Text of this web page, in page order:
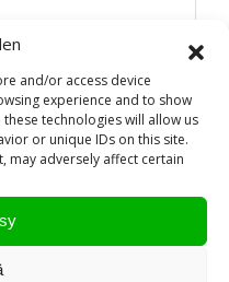
and/or access device
experience and to show
technologies will allow us
or unique IDs on this site.
may adversely affect certain
valaistus­